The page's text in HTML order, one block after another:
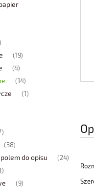
(19)
(4)
(14)
(1)
(38)
do opisu (24)
(9)